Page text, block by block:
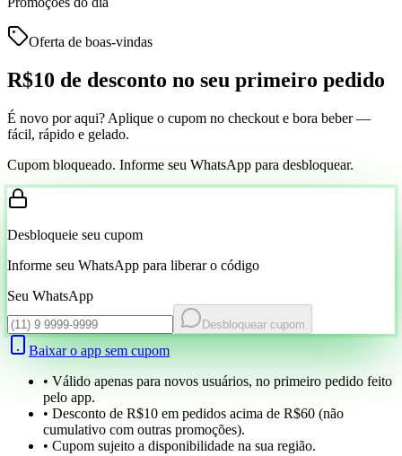
Oferta de boas-vindas
R$10 de desconto no seu primeiro pedido
É novo por aqui? Aplique o cupom no checkout e bora beber —
fácil, rápido e gelado.
Cupom bloqueado. Informe seu WhatsApp para desbloquear.
Desbloqueie seu cupom
Informe seu WhatsApp para liberar o código
Seu WhatsApp
Desbloquear cupom
Baixar o app sem cupom
• Válido apenas para novos usuários, no primeiro pedido feito
pelo app.
• Desconto de R$10 em pedidos acima de R$60 (não
cumulativo com outras promoções).
• Cupom sujeito a disponibilidade na sua região.